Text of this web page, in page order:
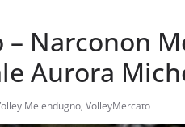
– Narconon
Aurora
Melendugno, VolleyMercato